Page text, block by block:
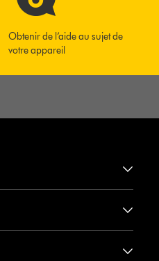
Obtenir de l’aide au sujet de
votre appareil